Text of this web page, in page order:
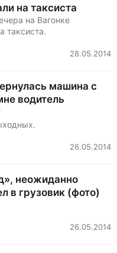
на таксиста
на Вагонке
таксиста.
28.05.2014
машина с
водитель
26.05.2014
неожиданно
в грузовик (фото)
26.05.2014